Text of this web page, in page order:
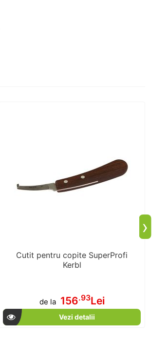
Cutit pentru copite SuperProfi
Kerbl
de la 156.93Lei
Vezi detalii
›